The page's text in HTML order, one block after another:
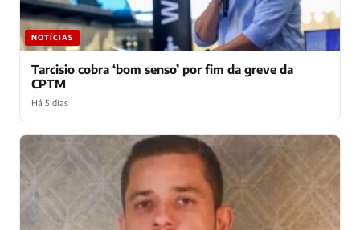
NOTÍCIAS
Tarcisio cobra ‘bom senso’ por fim da greve da
CPTM
Há 5 dias